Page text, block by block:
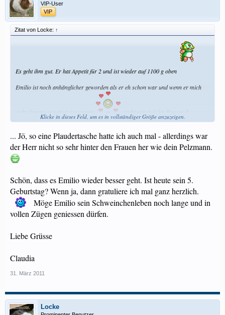
VIP-User
VIP
Zitat von Locke: ↑
Es geht ihm gut. Er hat Appetit für 2 und ist wieder auf 1100 g oben
Emilio ist noch anhänglicher geworden als er eh schon war und wenn er mich
wartet.......... auf was?
und kuckt und kuckt, bis eben die Streifen kommen
rennt wieder allen Weibern hinter her
Klicke in dieses Feld, um es in vollständiger Größe anzuzeigen.
... Jö, so eine Plaudertasche hatte ich auch mal - allerdings war
der Herr nicht so sehr hinter den Frauen her wie dein Pelzmann.
Schön, dass es Emilio wieder besser geht. Ist heute sein 5.
Geburtstag? Wenn ja, dann gratuliere ich mal ganz herzlich.
Möge Emilio sein Schweinchenleben noch lange und in
vollen Zügen geniessen dürfen.
Liebe Grüsse
Claudia
31. März 2011
Locke